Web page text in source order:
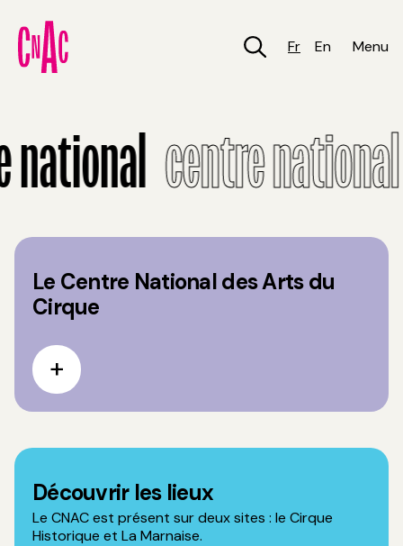
contenu
principal
Fr En Menu
centre national
Le Centre National des Arts du
Cirque
Découvrir les lieux
Le CNAC est présent sur deux sites : le Cirque
Historique et La Marnaise.